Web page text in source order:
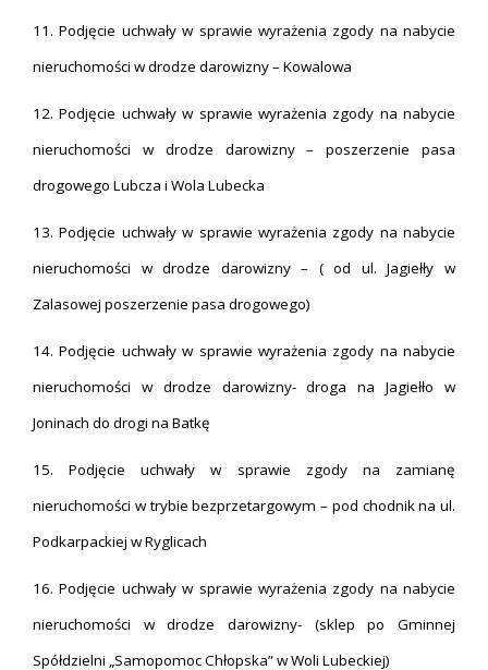
11. Podjęcie uchwały w sprawie wyrażenia zgody na nabycie
nieruchomości w drodze darowizny – Kowalowa
12. Podjęcie uchwały w sprawie wyrażenia zgody na nabycie
nieruchomości w drodze darowizny – poszerzenie pasa
drogowego Lubcza i Wola Lubecka
13. Podjęcie uchwały w sprawie wyrażenia zgody na nabycie
nieruchomości w drodze darowizny – ( od ul. Jagiełły w
Zalasowej poszerzenie pasa drogowego)
14. Podjęcie uchwały w sprawie wyrażenia zgody na nabycie
nieruchomości w drodze darowizny- droga na Jagiełło w
Joninach do drogi na Batkę
15. Podjęcie uchwały w sprawie zgody na zamianę
nieruchomości w trybie bezprzetargowym – pod chodnik na ul.
Podkarpackiej w Ryglicach
16. Podjęcie uchwały w sprawie wyrażenia zgody na nabycie
nieruchomości w drodze darowizny- (sklep po Gminnej
Spółdzielni „Samopomoc Chłopska” w Woli Lubeckiej)